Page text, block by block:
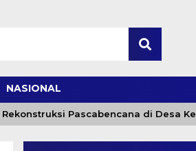
NASIONAL
Pascabencana di Desa